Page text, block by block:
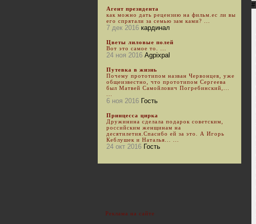
#
Агент президента
как можно дать рецензию на фильм.ес ли вы
его спрятали за семью зам ками? ...
7 дек 2016 кардинал
Цветы лиловые полей
Вот это самое то. ...
24 ноя 2016 Agpixpal
Путевка в жизнь
Почему прототипом назван Червонцев, уже
общеизвестно, что прототипом Сергеева
был Матвей Самойлович Погребинский,...
6 ноя 2016 Гость
Принцесса цирка
Дружинина сделала подарок советским,
российским женщинам на
десятилетия.Спасибо ей за это. А Игорь
Кеблушек и Наталья... ...
24 окт 2016 Гость
Реклама на сайте